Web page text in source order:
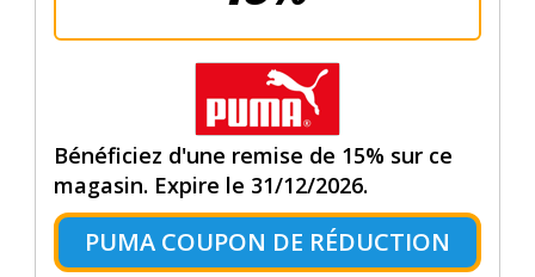
Bénéficiez d'une remise de 15% sur ce
magasin. Expire le 31/12/2026.
PUMA COUPON DE RÉDUCTION